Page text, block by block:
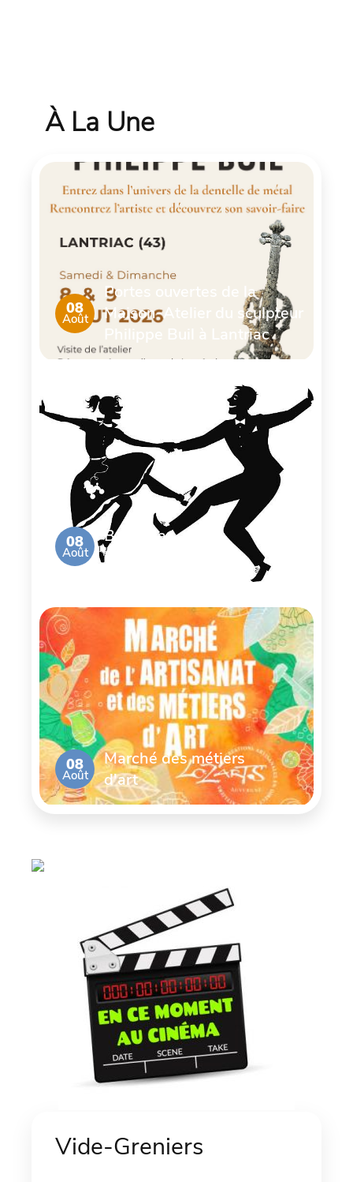
À La Une
08
Août
Portes ouvertes de la
Maison-Atelier du sculpteur
Philippe Buil à Lantriac
08
Août
Bal de la
Brocante
08
Août
Marché des métiers
d'art
Vide-Greniers